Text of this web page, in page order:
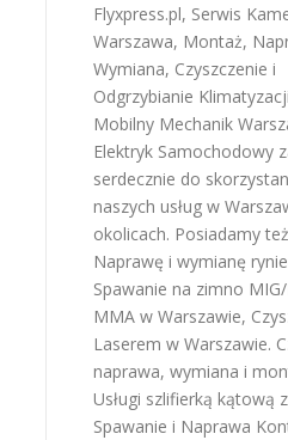
Flyxpress.pl, Serwis
Warszawa, Montaż,
Wymiana, Czyszczenie i
Odgrzybianie
Mobilny Mechanik
Elektryk Samochodowy
serdecznie do
naszych usług w
okolicach. Posiadamy też
Naprawę i wymianę
Spawanie na zimno
MMA w Warszawie,
Laserem w Warszawie.
naprawa, wymiana i
Usługi szlifierką kątową
Spawanie i Naprawa